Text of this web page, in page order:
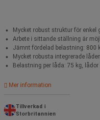
Mycket robust struktur för enkel
Arbete i sittande ställning är
Jämnt fördelad belastning: 800
Mycket robusta integrerade
Belastning per låda: 75 kg, lådor
Mer information
Tillverkad i
Storbritannien